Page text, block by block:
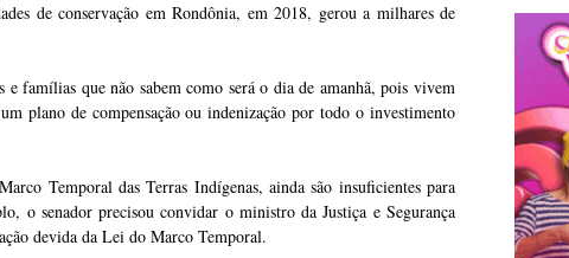
de conservação em Rondônia, em 2018, gerou a milhares de
famílias que não sabem como será o dia de amanhã, pois vivem
plano de compensação ou indenização por todo o investimento
Temporal das Terras Indígenas, ainda são insuficientes para
o senador precisou convidar o ministro da Justiça e Segurança
devida da Lei do Marco Temporal.